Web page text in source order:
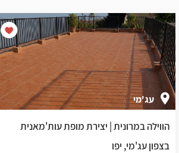
עג'מי
הווילה במרונית | יצירת מופת עות'מאנית
בצפון עג'מי, יפו